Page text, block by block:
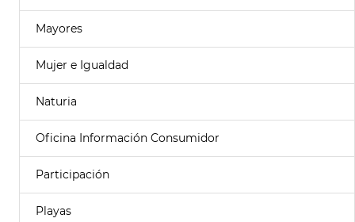
Mayores
Mujer e Igualdad
Naturia
Oficina Información Consumidor
Participación
Playas